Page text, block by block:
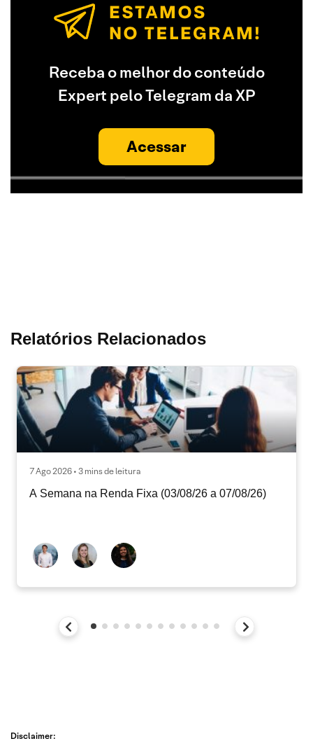
Receba o melhor do conteúdo
Expert pelo Telegram da XP
Acessar
Relatórios Relacionados
7 Ago 2026 • 3 mins de leitura
A Semana na Renda Fixa (03/08/26 a 07/08/26)
Disclaimer: